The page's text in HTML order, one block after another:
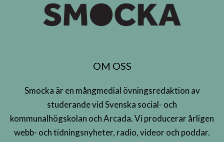
OM OSS
Smocka är en mångmedial övningsredaktion av
studerande vid Svenska social- och
kommunalhögskolan och Arcada. Vi producerar årligen
webb- och tidningsnyheter, radio, videor och poddar.